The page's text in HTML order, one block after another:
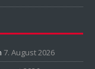
7. August 2026